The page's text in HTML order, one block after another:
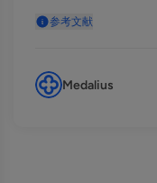
参考文献
Medalius